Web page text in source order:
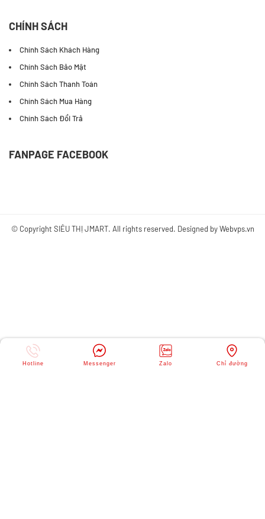
CHÍNH SÁCH
Chính Sách Khách Hàng
Chính Sách Bảo Mật
Chính Sách Thanh Toán
Chính Sách Mua Hàng
Chính Sách Đổi Trả
FANPAGE FACEBOOK
© Copyright SIÊU THỊ JMART. All rights reserved. Designed byWebvps.vn
Hotline Messenger Zalo Chỉ đường